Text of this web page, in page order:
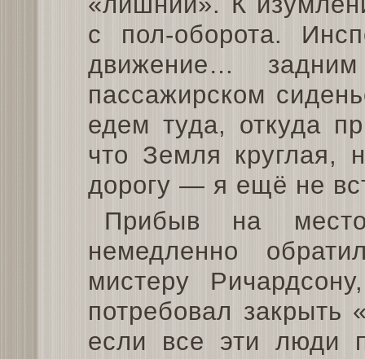
с пол-оборота.
движение…
пассажирском
едем туда, откуда
что Земля круглая,
дорогу — я ещё не
Прибыв на место
немедленно
мистеру
потребовал
если все эти люди